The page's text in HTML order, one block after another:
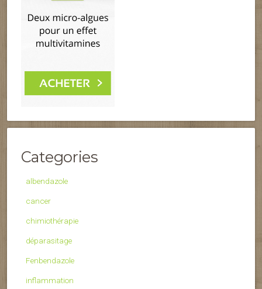
Categories
albendazole
cancer
chimiothérapie
déparasitage
Fenbendazole
inflammation